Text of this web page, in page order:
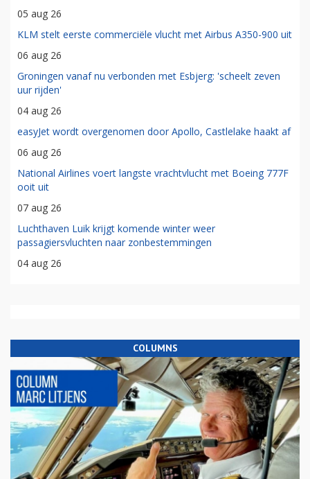
05 aug 26
KLM stelt eerste commerciële vlucht met Airbus A350-900 uit
06 aug 26
Groningen vanaf nu verbonden met Esbjerg: 'scheelt zeven
uur rijden'
04 aug 26
easyJet wordt overgenomen door Apollo, Castlelake haakt af
06 aug 26
National Airlines voert langste vrachtvlucht met Boeing 777F
ooit uit
07 aug 26
Luchthaven Luik krijgt komende winter weer
passagiersvluchten naar zonbestemmingen
04 aug 26
COLUMNS